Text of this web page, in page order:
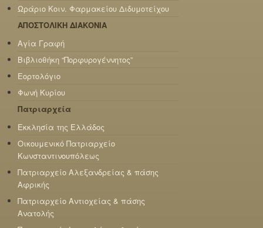
Ωράριο Κοιν. Φαρμακείου Διδυμοτείχου
ΑΠΟΣΤΟΛΙΚΗ ΔΙΑΚΟΝΙΑ
Αγία Γραφή
Βιβλιοθήκη “Πορφυρογέννητος”
Εορτολόγιο
Φωνή Κυρίου
Πατριαρχεία
Εκκλησία της Ελλάδος
Οικουμενικό Πατριαρχείο
Κωνσταντινουπόλεως
Πατριαρχείο Αλεξανδρείας & πάσης
Αφρικής
Πατριαρχείο Αντιοχείας & πάσης
Ανατολής